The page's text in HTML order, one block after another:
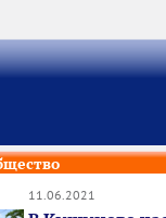
11.06.2021